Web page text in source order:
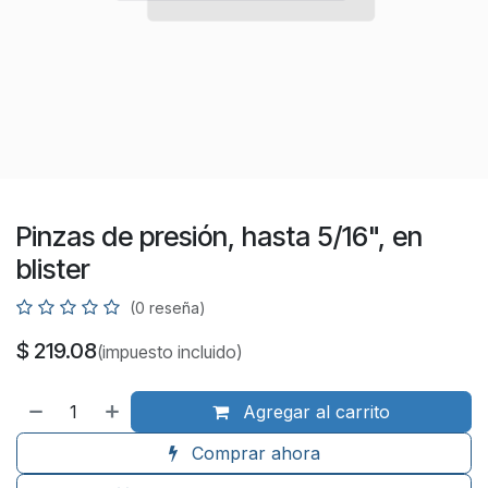
Pinzas de presión, hasta 5/16", en
blister
(0 reseña)
$ 219.08(impuesto incluido)
Agregar al carrito
Comprar ahora